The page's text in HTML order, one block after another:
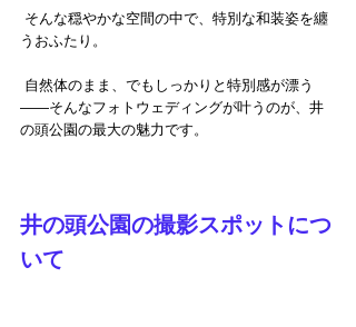
うおふたり。
——そんなフォトウェディングが叶うのが、井
の頭公園の最大の魅力です。
井の頭公園の撮影スポットにつ
いて